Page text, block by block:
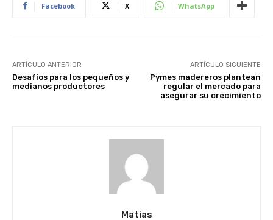
Facebook X WhatsApp
ARTÍCULO ANTERIOR
Desafíos para los pequeños y
medianos productores
ARTÍCULO SIGUIENTE
Pymes madereros plantean
regular el mercado para
asegurar su crecimiento
Matias